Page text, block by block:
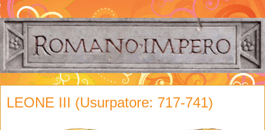
LEONE III (Usurpatore: 717-741)